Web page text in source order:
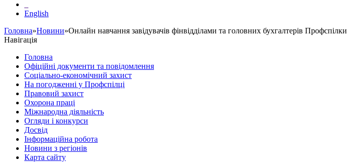
English
Головна»Новини»Онлайн навчання завідувачів фінвідділами та головних бухгалтерів Профспілки
Навігація
Головна
Офіційні документи та повідомлення
Соціально-економічний захист
На погодженні у Профспілці
Правовий захист
Охорона праці
Міжнародна діяльність
Огляди і конкурси
Досвід
Інформаційна робота
Новини з регіонів
Карта сайту